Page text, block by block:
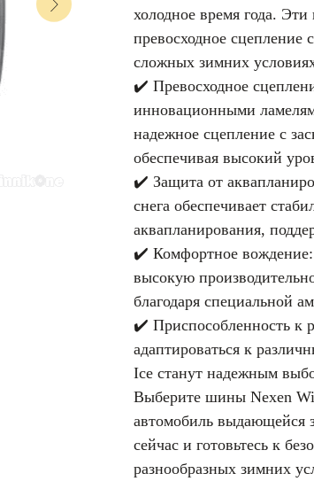
холодное время года.
превосходное сцепление
сложных зимних
✔️ Превосходное
инновационными
надежное сцепление с
обеспечивая высокий
✔️ Защита от
снега обеспечивает
аквапланирования,
✔️ Комфортное
высокую
благодаря специальной
✔️ Приспособленность к
адаптироваться к
Ice станут надежным
Выберите шины Nexen
автомобиль выдающейся
сейчас и готовьтесь к
разнообразных зимних